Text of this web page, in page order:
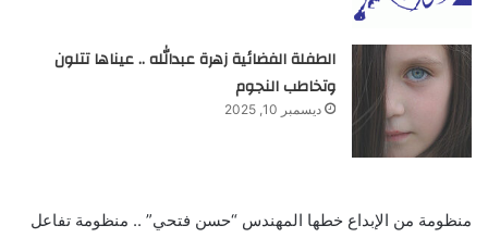
الطفلة الفضائية زهرة عبدالله .. عيناها تتلون
وتخاطب النجوم
ديسمبر 10, 2025
منظومة من الإبداع خطها المهندس “حسن فتحي” .. منظومة تفاعل